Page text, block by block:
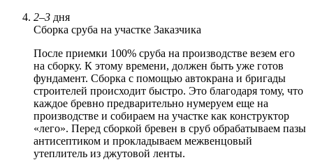
2–3 дня
Сборка сруба на участке Заказчика
После приемки 100% сруба на производстве везем его
на сборку. К этому времени, должен быть уже готов
фундамент. Сборка с помощью автокрана и бригады
строителей происходит быстро. Это благодаря тому, что
каждое бревно предварительно нумеруем еще на
производстве и собираем на участке как конструктор
«лего». Перед сборкой бревен в сруб обрабатываем пазы
антисептиком и прокладываем межвенцовый
утеплитель из джутовой ленты.